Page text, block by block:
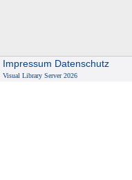
Impressum Datenschutz
Visual Library Server 2026